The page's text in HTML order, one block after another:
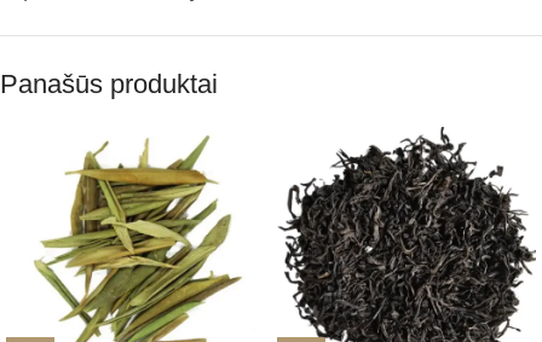
Panašūs produktai